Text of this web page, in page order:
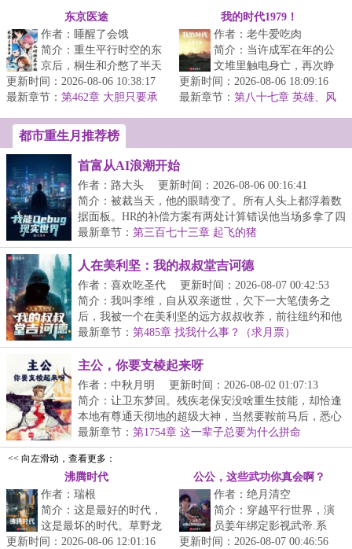
着眼前的破...
字里行间的转...
东京医途
作者：睡醒了会饿
简介：重生平行时空的东
京后，桐生和介憋了半天
才写出一句“我的高中成绩
并不理想”，无奈之下，只
更新时间：2026-08-06 10:38:17
最新章节： 第462章 大胆只要承
我的时代1979！
作者：老牛爱吃肉
简介：当许成军在年的公
文堆里触电身亡，再次睁
眼，竟成了年安徽农村的
插队知青。从驴车颠簸的
更新时间：2026-08-06 18:09:16
最新章节： 第八十七章 英雄、风
都市重生月推荐榜
首富从AI浪潮开始
作者：路大头
更新时间：2026-08-06 00:16:41
简介：被裁当天，他的眼睛变了。所有人头上都浮着数
据面板。HR的补偿方案有两处计算错误他当场多拿了四
万...
最新章节： 第三百七十三章 起飞的猪
人在美利坚：我的叔叔堂吉诃德
作者：喜欢吃圣代
更新时间：2026-08-07 00:42:53
简介：我叫李维，自从双亲逝世，欠下一大笔债务之
后，我被一个在美利坚的远方叔叔收养，前往纽约和他
一起...
最新章节： 第485章 找我什么事？（求月票）
主公，你要支棱起来呀
作者：中秋月明
更新时间：2026-08-02 01:07:13
简介：让卫东梦回。残疾老保安没啥重生技能，却恰逢
本地有尊通天彻地的超级大神，当然要鞍前马后，悉心
跟...
最新章节： 第1754章 这一辈子总要为什么拼命
<< 向左滑动，查看更多：
沸腾时代
作者：瑞根
简介：这是最好的时代，
这是最坏的时代。草野龙
蛇，野蛮生长，野心和欲
更新时间：2026-08-06 12:01:16
公公，这些武功你真会啊？
作者：绝月清空
简介：穿越平行世界，演
员姜年绑定影视武帝.系
统，只要饰演太监，就能
更新时间：2026-08-07 00:46:56